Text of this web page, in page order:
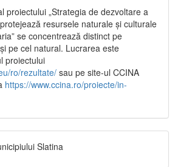
proiectului „Strategia de dezvoltare a
resursele naturale și culturale
se concentrează distinct pe
pe cel natural. Lucrarea este
proiectului
ro/rezultate/ sau pe site-ul CCINA
https://www.ccina.ro/proiecte/in-
Slatina